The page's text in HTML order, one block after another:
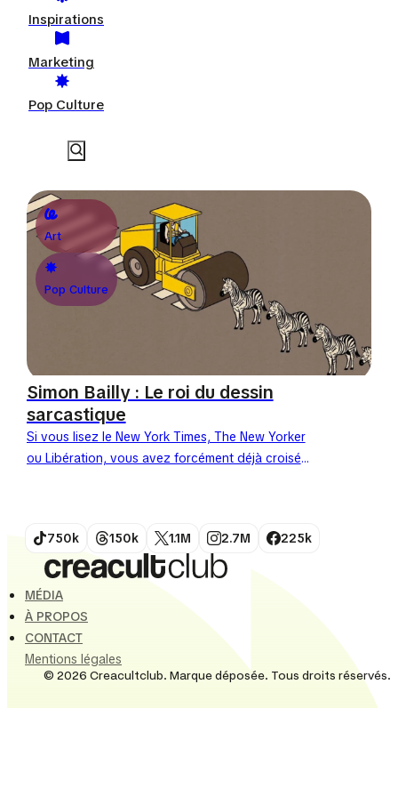
Inspirations
Marketing
Pop Culture
Art
Pop Culture
Simon Bailly : Le roi du dessin
sarcastique
Si vous lisez le New York Times, The New Yorker
ou Libération, vous avez forcément déjà croisé
750k 150k 1.1M 2.7M 225k
MÉDIA
À PROPOS
CONTACT
Mentions légales
© 2026 Creacultclub. Marque déposée. Tous droits réservés.